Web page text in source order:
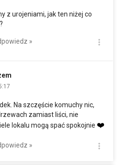
z urojeniami, jak ten niżej co
»
Na szczęście komuchy nic,
zamiast liści, nie
lokalu mogą spać spokojnie ❤️
»